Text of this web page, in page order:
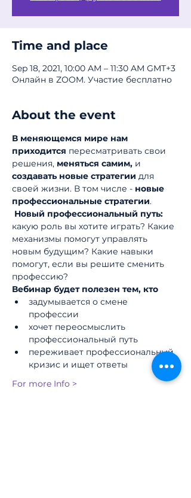
Time and place
Sep 18, 2021, 10:00 AM – 11:30 AM GMT+3
Онлайн в ZOOM. Участие бесплатно
About the event
В меняющемся мире нам
приходится пересматривать свои
решения, меняться самим, и
создавать новые стратегии для
своей жизни. В том числе - новые
профессиональные стратегии.
Новый профессиональный путь:
какую роль вы хотите играть? Какие
механизмы помогут управлять
новым будущим? Какие навыки
помогут, если вы решите сменить
профессию?
Вебинар будет полезен тем, кто
задумывается о смене
профессии
хочет переосмыслить
профессиональный путь
переживает профессиональный
кризис и ищет ответы
For more Info >